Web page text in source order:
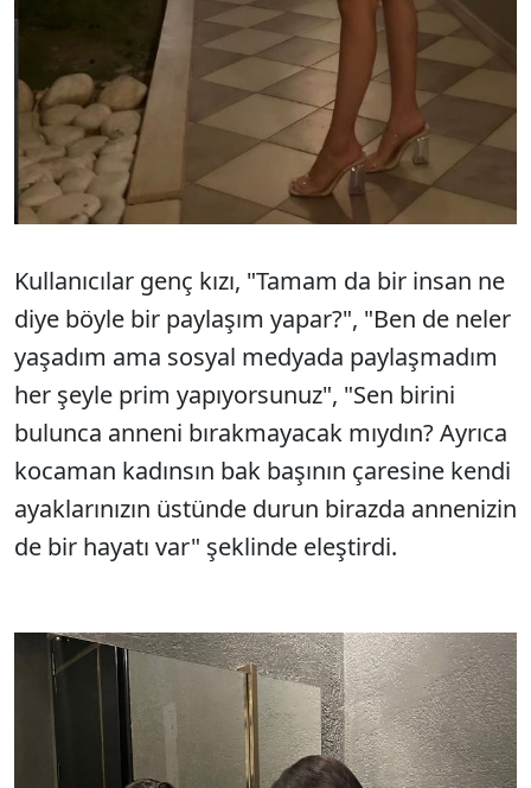
Kullanıcılar genç kızı, "Tamam da bir insan ne
diye böyle bir paylaşım yapar?", "Ben de neler
yaşadım ama sosyal medyada paylaşmadım
her şeyle prim yapıyorsunuz", "Sen birini
bulunca anneni bırakmayacak mıydın? Ayrıca
kocaman kadınsın bak başının çaresine kendi
ayaklarınızın üstünde durun birazda annenizin
de bir hayatı var" şeklinde eleştirdi.